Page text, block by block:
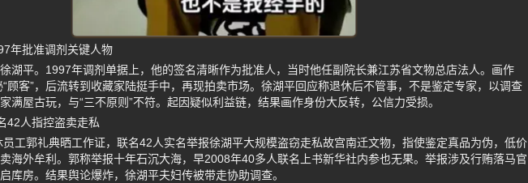
年批准调剂关键人物
湖平。1997年调剂单据上，他的签名清晰作为批准人，当时他任副院长兼江苏省文物总店法人。画作
顾客”，后流转到收藏家陆挺手中，再现拍卖市场。徐湖平回应称退休后不管事，不是鉴定专家，以调查
满屋古玩，与“三不原则”不符。起因疑似利益链，结果画作身份大反转，公信力受损。
42人指控盗卖走私
工郭礼典晒工作证，联名42人实名举报徐湖平大规模盗窃走私故宫南迁文物，指使鉴定真品为伪，低价
海外牟利。郭称举报十年石沉大海，早2008年40多人联名上书新华社内参也无果。举报涉及行贿落马官
库房。结果舆论爆炸，徐湖平夫妇传被带走协助调查。